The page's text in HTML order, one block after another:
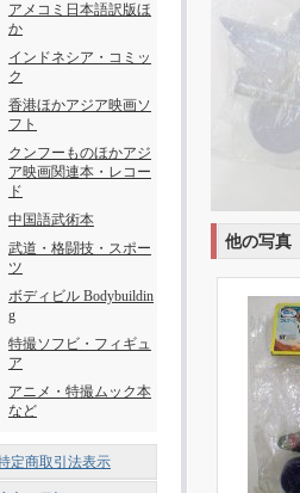
アメコミ日本語訳版ほ
か
インドネシア・コミッ
ク
香港ほかアジア映画ソ
フト
クンフーものほかアジ
ア映画関連本・レコー
ド
中国語武術本
武道・格闘技・スポー
ツ
ボディビル Bodybuildin
g
特撮ソフビ・フィギュ
ア
アニメ・特撮ムック本
など
定商取引法表示
他の写真